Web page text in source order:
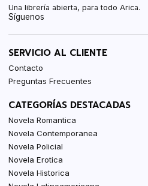
Una librería abierta, para todo Arica.
Síguenos
SERVICIO AL CLIENTE
Contacto
Preguntas Frecuentes
CATEGORÍAS DESTACADAS
Novela Romantica
Novela Contemporanea
Novela Policial
Novela Erotica
Novela Historica